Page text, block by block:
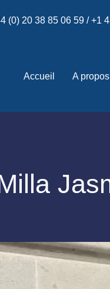
(0) 20 38 85 06 59 / +1
Accueil A propos